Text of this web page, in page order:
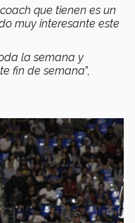
que tienen es un
muy interesante este
la semana y
fin de semana”,